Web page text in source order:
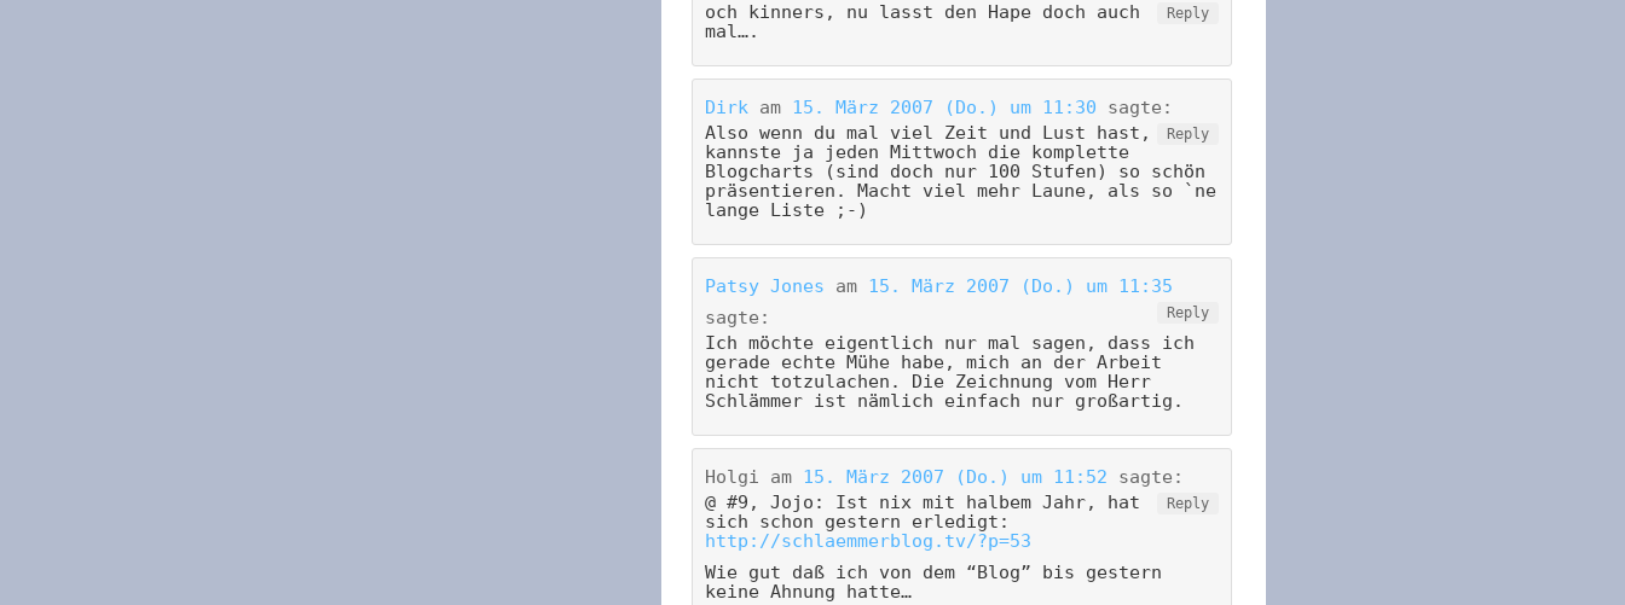
Reply
och kinners, nu lasst den Hape doch auch
mal….
Dirk am 15. März 2007 (Do.) um 11:30 sagte:
Reply
Also wenn du mal viel Zeit und Lust hast,
kannste ja jeden Mittwoch die komplette
Blogcharts (sind doch nur 100 Stufen) so schön
präsentieren. Macht viel mehr Laune, als so `ne
lange Liste ;-)
Patsy Jones am 15. März 2007 (Do.) um 11:35
sagte:
Reply
Ich möchte eigentlich nur mal sagen, dass ich
gerade echte Mühe habe, mich an der Arbeit
nicht totzulachen. Die Zeichnung vom Herr
Schlämmer ist nämlich einfach nur großartig.
Holgi am 15. März 2007 (Do.) um 11:52 sagte:
Reply
@ #9, Jojo: Ist nix mit halbem Jahr, hat
sich schon gestern erledigt:
http://schlaemmerblog.tv/?p=53
Wie gut daß ich von dem “Blog” bis gestern
keine Ahnung hatte…